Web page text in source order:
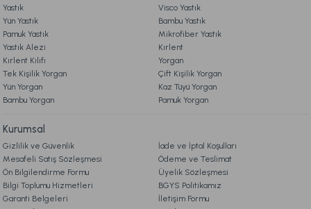
13.990,00 TL
Bohem Keten İkili Koltuk Açık Gri
12.990,00 TL
Online'a Özel
Ücretsiz Kargo
Yastık
Visco Yastık
Yün Yastık
Bambu Yastık
Pamuk Yastık
Mikrofiber Yastık
Yastık Alezi
Kırlent
Kırlent Kılıfı
Yorgan
Tek Kişilik Yorgan
Çift Kişilik Yorgan
Yün Yorgan
Kaz Tüyü Yorgan
Bambu Yorgan
Pamuk Yorgan
Kurumsal
Gizlilik ve Güvenlik
İade ve İptal Koşulları
Mesafeli Satış Sözleşmesi
Ödeme ve Teslimat
Ön Bilgilendirme Formu
Üyelik Sözleşmesi
Bilgi Toplumu Hizmetleri
BGYS Politikamız
Garanti Belgeleri
İletişim Formu